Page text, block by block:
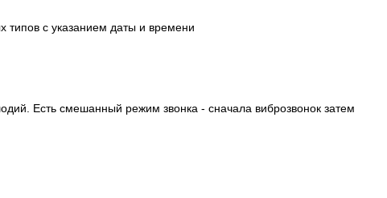
типов с указанием даты и времени
Есть смешанный режим звонка - сначала виброзвонок затем